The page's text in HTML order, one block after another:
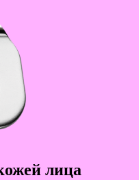
лица